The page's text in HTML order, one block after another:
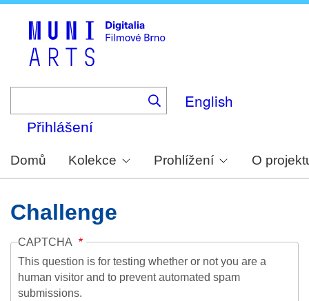
English
Přihlášení
Domů Kolekce Prohlížení O
Challenge
CAPTCHA
This question is for testing whether or not you are a
human visitor and to prevent automated spam
submissions.